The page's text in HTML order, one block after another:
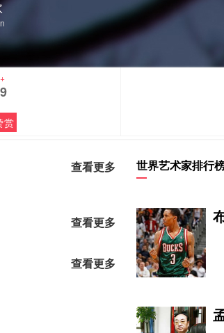
赏
查看更多
查看更多
查看更多
世界艺术家排行